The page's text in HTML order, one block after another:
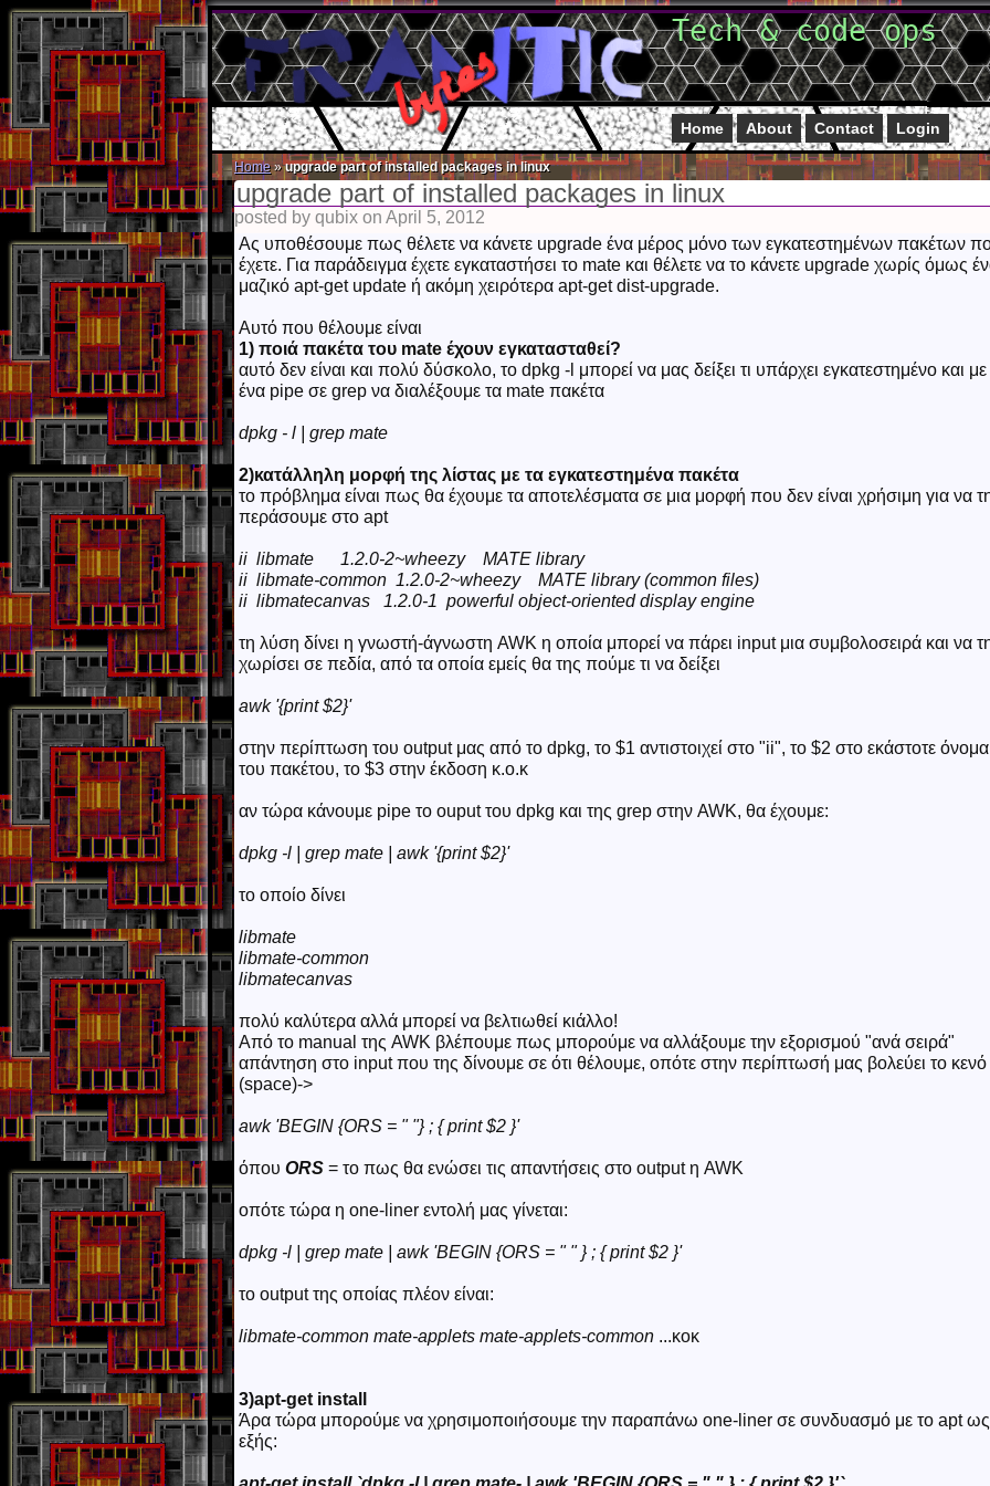
Tech & code ops
Home About Contact Login
Home»upgrade part of installed packages in linux
upgrade part of installed packages in linux
posted by qubix on April 5, 2012
Ας υποθέσουμε πως θέλετε να κάνετε upgrade ένα μέρος μόνο των εγκατεστημένων πακέτων
έχετε. Για παράδειγμα έχετε εγκαταστήσει το mate και θέλετε να το κάνετε upgrade χωρίς όμως
μαζικό apt-get update ή ακόμη χειρότερα apt-get dist-upgrade.
Αυτό που θέλουμε είναι
1) ποιά πακέτα του mate έχουν εγκατασταθεί?
αυτό δεν είναι και πολύ δύσκολο, το dpkg -l μπορεί να μας δείξει τι υπάρχει εγκατεστημένο και με
ένα pipe σε grep να διαλέξουμε τα mate πακέτα
dpkg - l | grep mate
2)κατάλληλη μορφή της λίστας με τα εγκατεστημένα πακέτα
το πρόβλημα είναι πως θα έχουμε τα αποτελέσματα σε μια μορφή που δεν είναι χρήσιμη για να
περάσουμε στο apt
ii libmate 1.2.0-2~wheezy MATE library
ii libmate-common 1.2.0-2~wheezy MATE library (common files)
ii libmatecanvas 1.2.0-1 powerful object-oriented display engine
τη λύση δίνει η γνωστή-άγνωστη AWK η οποία μπορεί να πάρει input μια συμβολοσειρά και να
χωρίσει σε πεδία, από τα οποία εμείς θα της πούμε τι να δείξει
awk '{print $2}'
στην περίπτωση του output μας από το dpkg, το $1 αντιστοιχεί στο "ii", το $2 στο εκάστοτε όνομα
του πακέτου, το $3 στην έκδοση κ.ο.κ
αν τώρα κάνουμε pipe το ouput του dpkg και της grep στην AWK, θα έχουμε:
dpkg -l | grep mate | awk '{print $2}'
το οποίο δίνει
libmate
libmate-common
libmatecanvas
πολύ καλύτερα αλλά μπορεί να βελτιωθεί κιάλλο!
Από το manual της AWK βλέπουμε πως μπορούμε να αλλάξουμε την εξορισμού "ανά σειρά"
απάντηση στο input που της δίνουμε σε ότι θέλουμε, οπότε στην περίπτωσή μας βολεύει το κενό
(space)->
awk 'BEGIN {ORS = " "} ; { print $2 }'
όπου ORS = το πως θα ενώσει τις απαντήσεις στο output η AWK
οπότε τώρα η one-liner εντολή μας γίνεται:
dpkg -l | grep mate | awk 'BEGIN {ORS = " " } ; { print $2 }'
το output της οποίας πλέον είναι:
libmate-common mate-applets mate-applets-common ...κοκ
3)apt-get install
Άρα τώρα μπορούμε να χρησιμοποιήσουμε την παραπάνω one-liner σε συνδυασμό με το apt ως
εξής: